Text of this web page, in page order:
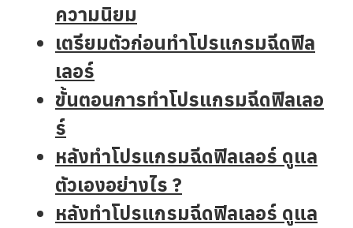
ความนิยม
เตรียมตัวก่อนทำโปรแกรมฉีดฟิล
เลอร์
ขั้นตอนการทำโปรแกรมฉีดฟิลเลอ
ร์
หลังทำโปรแกรมฉีดฟิลเลอร์ ดูแล
ตัวเองอย่างไร ?
หลังทำโปรแกรมฉีดฟิลเลอร์ ดูแล